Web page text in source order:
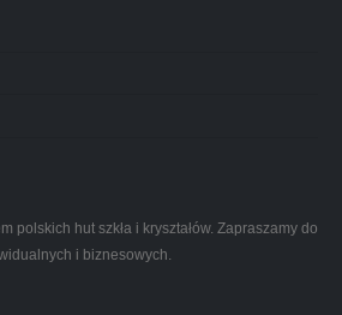
polskich hut szkła i kryształów. Zapraszamy do
i biznesowych.